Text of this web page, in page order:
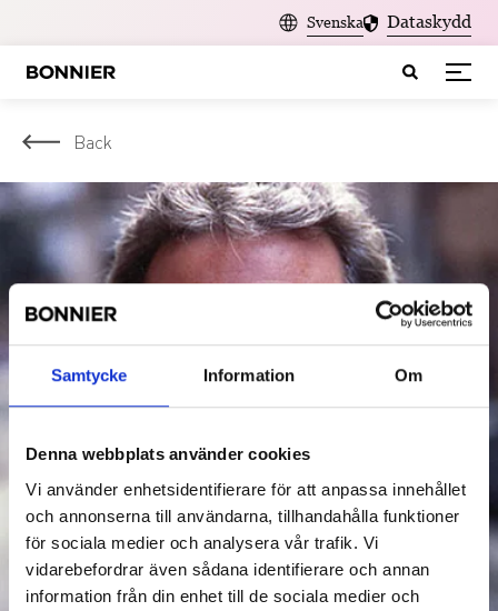
Samtycke Information Om
Denna webbplats använder cookies
Vi använder enhetsidentifierare för att anpassa innehållet
och annonserna till användarna, tillhandahålla funktioner
för sociala medier och analysera vår trafik. Vi
vidarebefordrar även sådana identifierare och annan
information från din enhet till de sociala medier och
Svenska Dataskydd
Back